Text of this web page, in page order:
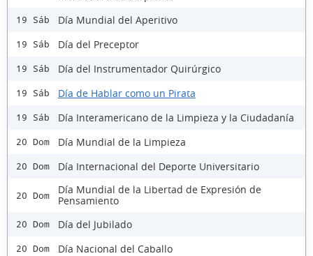
19 Sáb Día Mundial del Aperitivo
19 Sáb Día del Preceptor
19 Sáb Día del Instrumentador Quirúrgico
19 Sáb Día de Hablar como un Pirata
19 Sáb Día Interamericano de la Limpieza y la Ciudadanía
20 Dom Día Mundial de la Limpieza
20 Dom Día Internacional del Deporte Universitario
20 Dom
Día Mundial de la Libertad de Expresión de
Pensamiento
20 Dom Día del Jubilado
20 Dom Día Nacional del Caballo